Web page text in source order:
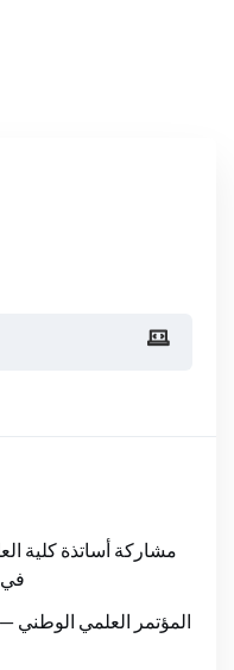
مشاركة أساتذة كلية
في
المؤتمر العلمي الوطني —